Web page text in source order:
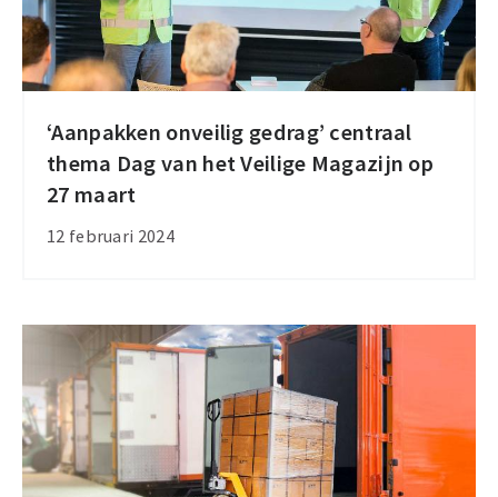
‘Aanpakken onveilig gedrag’ centraal
thema Dag van het Veilige Magazijn op
27 maart
12 februari 2024
‘Aanpakken
onveilig
gedrag’
centraal
van
Veilige
Magazijn
op
27